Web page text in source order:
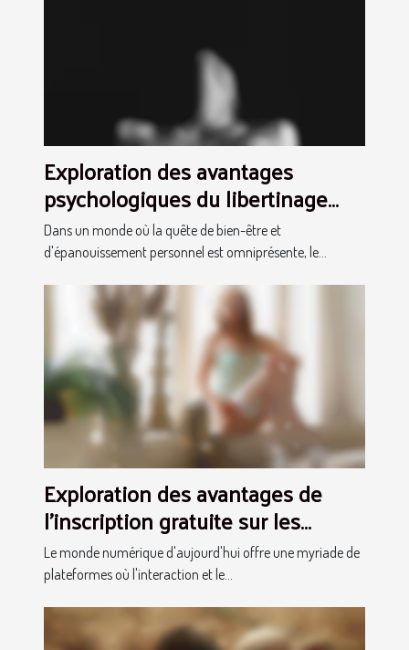
Exploration des avantages
psychologiques du libertinage
pour les couples
Dans un monde où la quête de bien-être et
d'épanouissement personnel est omniprésente, le...
Exploration des avantages de
l'inscription gratuite sur les
plateformes de webcams en
direct
Le monde numérique d'aujourd'hui offre une myriade de
plateformes où l'interaction et le...